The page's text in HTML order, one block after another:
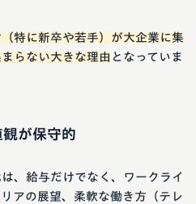
特に新卒や若手）が大企業に集
らない大きな理由 となっていま
が保守的
、給与だけでなく、ワークライ
アの展望、柔軟な働き方（テレ